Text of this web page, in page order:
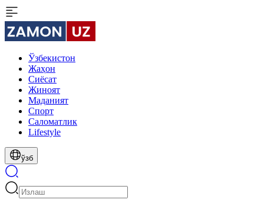
Ўзбекистон
Жаҳон
Сиёсат
Жиноят
Маданият
Спорт
Cаломатлик
Lifestyle
ўзб